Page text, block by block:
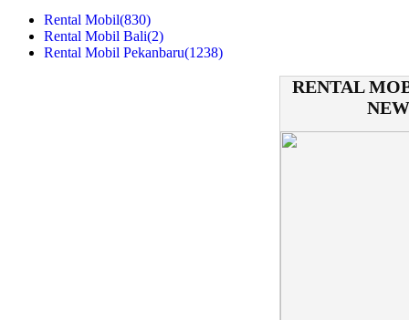
Rental Mobil(830)
Rental Mobil Bali(2)
Rental Mobil Pekanbaru(1238)
RENTAL